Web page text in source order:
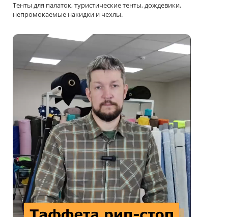
Тенты для палаток, туристические тенты, дождевики,
непромокаемые накидки и чехлы.